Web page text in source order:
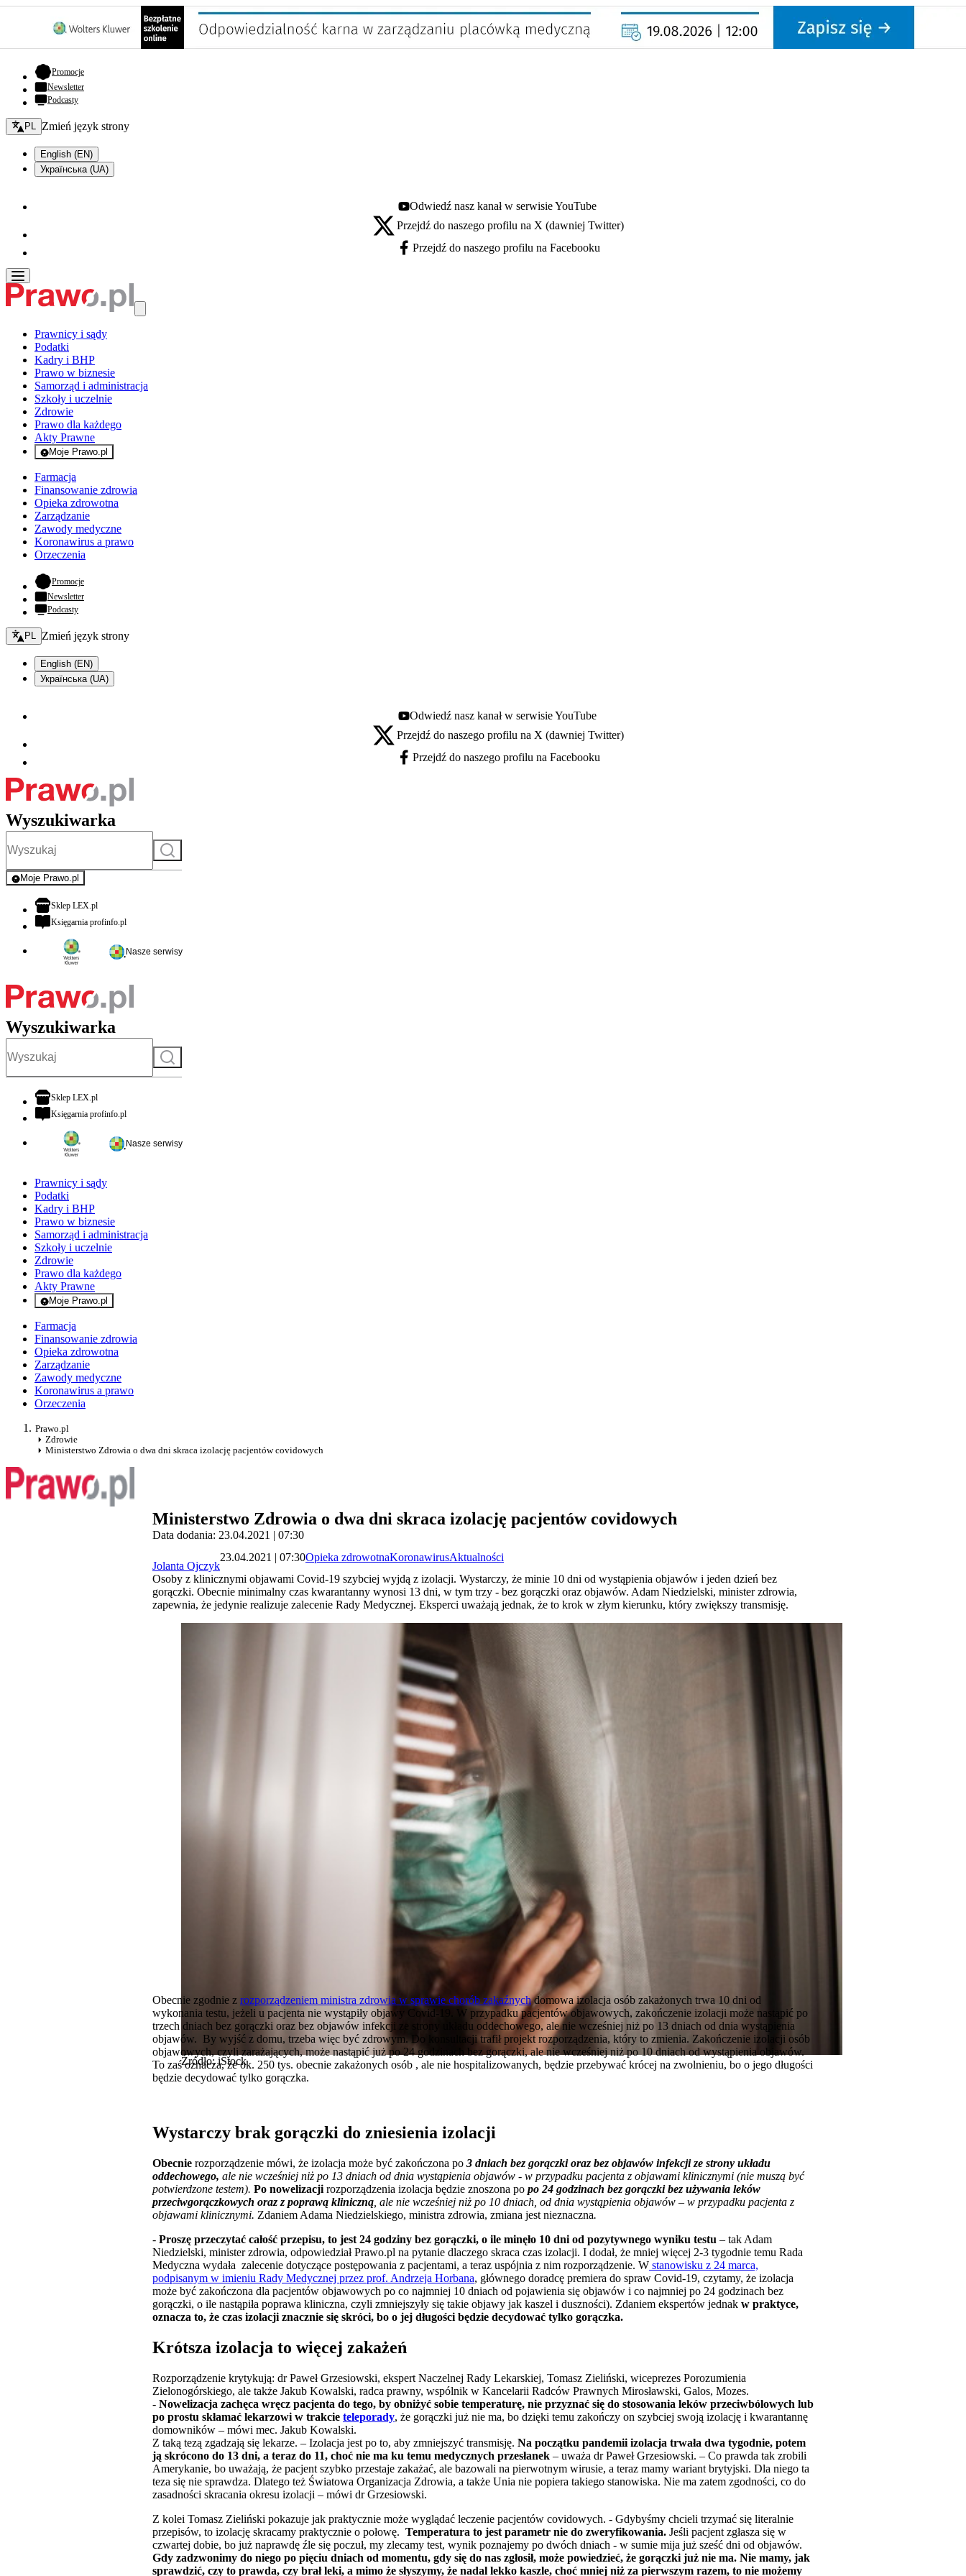
Promocje- otwiera się w nowej karcie
Newsletter
Podcasty
Zmień język - bieżący:
PL Zmień język strony
English (EN)
Українська (UA)
Youtube - otwiera się w nowej karcie
Odwiedź nasz kanał w serwisie YouTube
X - otwiera się w nowej karcie
Przejdź do naszego profilu na X (dawniej Twitter)
Facebook - otwiera się w nowej karcie
Przejdź do naszego profilu na Facebooku
Prawnicy i sądy
Podatki
Kadry i BHP
Prawo w biznesie
Samorząd i administracja
Szkoły i uczelnie
Zdrowie
Prawo dla każdego
Akty Prawne
Moje Prawo.pl
- rejestracja i logowanie do serwisu
Farmacja
Finansowanie zdrowia
Opieka zdrowotna
Zarządzanie
Zawody medyczne
Koronawirus a prawo
Orzeczenia
Promocje- otwiera się w nowej karcie
Newsletter
Podcasty
Zmień język - bieżący:
PL Zmień język strony
English (EN)
Українська (UA)
Youtube - otwiera się w nowej karcie
Odwiedź nasz kanał w serwisie YouTube
X - otwiera się w nowej karcie
Przejdź do naszego profilu na X (dawniej Twitter)
Facebook - otwiera się w nowej karcie
Przejdź do naszego profilu na Facebooku
Wyszukiwarka
Szukaj
Moje Prawo.pl
- rejestracja i logowanie do serwisu
Sklep LEX.plotwiera się w nowej karcie
Księgarnia profinfo.plotwiera się w nowej karcie
Nasze serwisy
Wyszukiwarka
Szukaj
Sklep LEX.plotwiera się w nowej karcie
Księgarnia profinfo.plotwiera się w nowej karcie
Nasze serwisy
Prawnicy i sądy
Podatki
Kadry i BHP
Prawo w biznesie
Samorząd i administracja
Szkoły i uczelnie
Zdrowie
Prawo dla każdego
Akty Prawne
Moje Prawo.pl
- rejestracja i logowanie do serwisu
Farmacja
Finansowanie zdrowia
Opieka zdrowotna
Zarządzanie
Zawody medyczne
Koronawirus a prawo
Orzeczenia
Prawo.pl
Zdrowie
Ministerstwo Zdrowia o dwa dni skraca izolację pacjentów covidowych
Ministerstwo Zdrowia o dwa dni skraca izolację pacjentów covidowych
Data dodania: 23.04.2021 | 07:30
Jolanta Ojczyk
23.04.2021 | 07:30Opieka zdrowotnaKoronawirusAktualności
Osoby z klinicznymi objawami Covid-19 szybciej wyjdą z izolacji. Wystarczy, że minie 10 dni od wystąpienia objawów i jeden dzień bez
gorączki. Obecnie minimalny czas kwarantanny wynosi 13 dni, w tym trzy - bez gorączki oraz objawów. Adam Niedzielski, minister zdrowia,
zapewnia, że jedynie realizuje zalecenie Rady Medycznej. Eksperci uważają jednak, że to krok w złym kierunku, który zwiększy transmisję.
Źródło: iStock
Obecnie zgodnie z rozporządzeniem ministra zdrowia w sprawie chorób zakaźnychdomowa izolacja osób zakażonych trwa 10 dni od
wykonania testu, jeżeli u pacjenta nie wystąpiły objawy Covid-19. W przypadku pacjentów objawowych, zakończenie izolacji może nastąpić po
trzech dniach bez gorączki oraz bez objawów infekcji ze strony układu oddechowego, ale nie wcześniej niż po 13 dniach od dnia wystąpienia
objawów. By wyjść z domu, trzeba więc być zdrowym. Do konsultacji trafił projekt rozporządzenia, który to zmienia. Zakończenie izolacji osób
objawowych, czyli zarażających, może nastąpić już po 24 godzinach bez gorączki, ale nie wcześniej niż po 10 dniach od wystąpienia objawów.
To zaś oznacza, że ok. 250 tys. obecnie zakażonych osób , ale nie hospitalizowanych, będzie przebywać krócej na zwolnieniu, bo o jego długości
będzie decydować tylko gorączka.
Wystarczy brak gorączki do zniesienia izolacji
Obecnie rozporządzenie mówi, że izolacja może być zakończona po 3 dniach bez gorączki oraz bez objawów infekcji ze strony układu
oddechowego, ale nie wcześniej niż po 13 dniach od dnia wystąpienia objawów - w przypadku pacjenta z objawami klinicznymi (nie muszą być
potwierdzone testem). Po nowelizacji rozporządzenia izolacja będzie znoszona po po 24 godzinach bez gorączki bez używania leków
przeciwgorączkowych oraz z poprawą kliniczną , ale nie wcześniej niż po 10 dniach, od dnia wystąpienia objawów – w przypadku pacjenta z
objawami klinicznymi. Zdaniem Adama Niedzielskiego, ministra zdrowia, zmiana jest nieznaczna.
- Proszę przeczytać całość przepisu, to jest 24 godziny bez gorączki, o ile minęło 10 dni od pozytywnego wyniku testu – tak Adam
Niedzielski, minister zdrowia, odpowiedział Prawo.pl na pytanie dlaczego skraca czas izolacji. I dodał, że mniej więcej 2-3 tygodnie temu Rada
Medyczna wydała zalecenie dotyczące postępowania z pacjentami, a teraz uspójnia z nim rozporządzenie. W stanowisku z 24 marca,
podpisanym w imieniu Rady Medycznej przez prof. Andrzeja Horbana, głównego doradcę premiera do spraw Covid-19, czytamy, że izolacja
może być zakończona dla pacjentów objawowych po co najmniej 10 dniach od pojawienia się objawów i co najmniej po 24 godzinach bez
gorączki, o ile nastąpiła poprawa kliniczna, czyli zmniejszyły się takie objawy jak kaszel i duszności). Zdaniem ekspertów jednak w praktyce,
oznacza to, że czas izolacji znacznie się skróci, bo o jej długości będzie decydować tylko gorączka.
Krótsza izolacja to więcej zakażeń
Rozporządzenie krytykują: dr Paweł Grzesiowski, ekspert Naczelnej Rady Lekarskiej, Tomasz Zieliński, wiceprezes Porozumienia
Zielonogórskiego, ale także Jakub Kowalski, radca prawny, wspólnik w Kancelarii Radców Prawnych Mirosławski, Galos, Mozes.
- Nowelizacja zachęca wręcz pacjenta do tego, by obniżyć sobie temperaturę, nie przyznać się do stosowania leków przeciwbólowych lub
po prostu skłamać lekarzowi w trakcie teleporady, że gorączki już nie ma, bo dzięki temu zakończy on szybciej swoją izolację i kwarantannę
domowników – mówi mec. Jakub Kowalski.
Z taką tezą zgadzają się lekarze. – Izolacja jest po to, aby zmniejszyć transmisję. Na początku pandemii izolacja trwała dwa tygodnie, potem
ją skrócono do 13 dni, a teraz do 11, choć nie ma ku temu medycznych przesłanek – uważa dr Paweł Grzesiowski. – Co prawda tak zrobili
Amerykanie, bo uważają, że pacjent szybko przestaje zakażać, ale bazowali na pierwotnym wirusie, a teraz mamy wariant brytyjski. Dla niego ta
teza się nie sprawdza. Dlatego też Światowa Organizacja Zdrowia, a także Unia nie popiera takiego stanowiska. Nie ma zatem zgodności, co do
zasadności skracania okresu izolacji – mówi dr Grzesiowski.
Z kolei Tomasz Zieliński pokazuje jak praktycznie może wyglądać leczenie pacjentów covidowych. - Gdybyśmy chcieli trzymać się literalnie
przepisów, to izolację skracamy praktycznie o połowę. Temperatura to jest parametr nie do zweryfikowania. Jeśli pacjent zgłasza się w
czwartej dobie, bo już naprawdę źle się poczuł, my zlecamy test, wynik poznajemy po dwóch dniach - w sumie mija już sześć dni od objawów.
Gdy zadzwonimy do niego po pięciu dniach od momentu, gdy się do nas zgłosił, może powiedzieć, że gorączki już nie ma. Nie mamy, jak
sprawdzić, czy to prawda, czy brał leki, a mimo że słyszymy, że nadal lekko kaszle, choć mniej niż za pierwszym razem, to nie możemy